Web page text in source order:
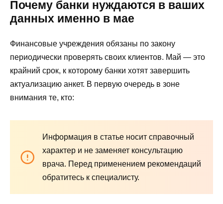
Почему банки нуждаются в ваших
данных именно в мае
Финансовые учреждения обязаны по закону
периодически проверять своих клиентов. Май — это
крайний срок, к которому банки хотят завершить
актуализацию анкет. В первую очередь в зоне
внимания те, кто:
Информация в статье носит справочный
характер и не заменяет консультацию
врача. Перед применением рекомендаций
обратитесь к специалисту.